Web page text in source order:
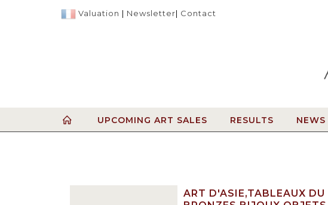
Valuation | Newsletter| Contact
UPCOMING ART SALES RESULTS NEWS
ART D'ASIE,TABLEAUX DU